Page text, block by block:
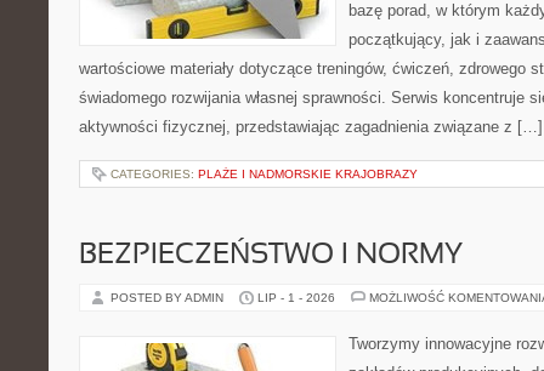
bazę porad, w którym
początkujący, jak i
wartościowe materiały dotyczące treningów, ćwiczeń, zdrowego
świadomego rozwijania własnej sprawności. Serwis koncentruje
aktywności fizycznej, przedstawiając zagadnienia związane z […]
CATEGORIES: PLAŻE I NADMORSKIE KRAJOBRAZY
BEZPIECZEŃSTWO I NORMY
POSTED BY ADMIN LIP - 1 - 2026 MOŻLIWOŚĆ
Tworzymy innowacyjne